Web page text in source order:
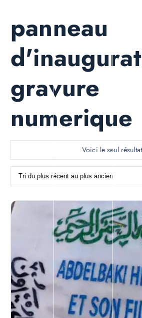
panneau
gravure
numerique
Voici le seul résultat